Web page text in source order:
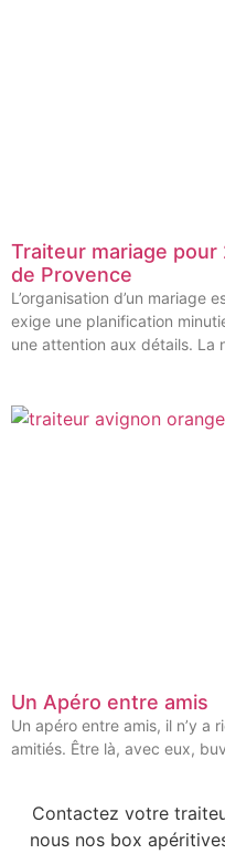
Traiteur mariage
de Provence
L’organisation d’un mariage
exige une planification
une attention aux détails. La
Un Apéro entre amis
Un apéro entre amis, il n’y a
amitiés. Être là, avec eux,
Contactez votre
nous nos box